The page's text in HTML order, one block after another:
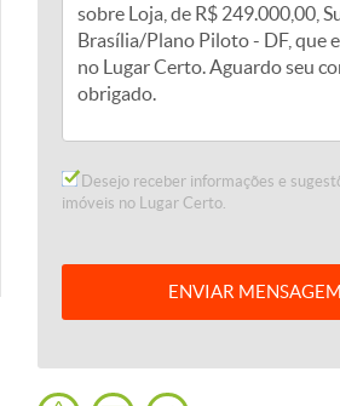
Desejo receber informações e
imóveis no Lugar Certo.
ENVIAR MENSAGEM